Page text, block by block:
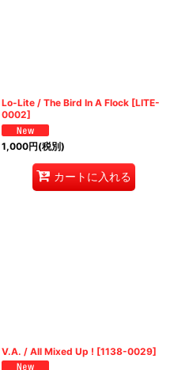
Lo-Lite / The Bird In A Flock [LITE-
0002]
1,000円(税別)
カートに入れる
V.A. / All Mixed Up ! [1138-0029]